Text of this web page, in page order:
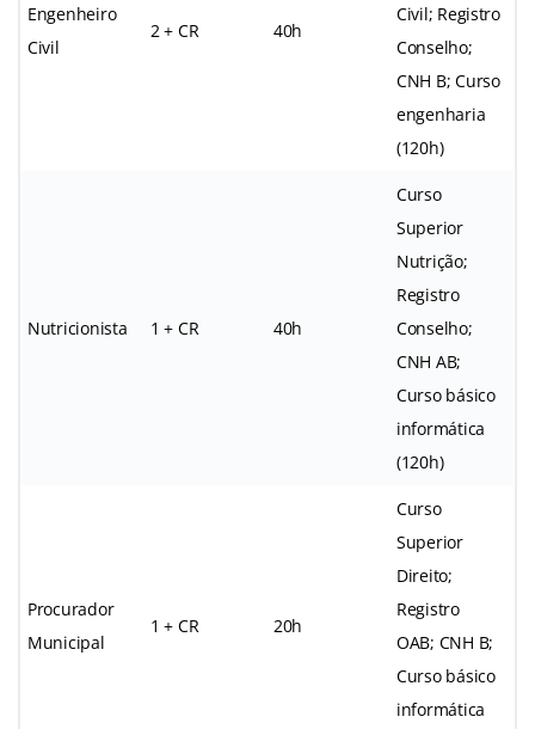
Engenheiro
Civil
2 + CR 40h
Civil; Registro
Conselho;
CNH B; Curso
engenharia
(120h)
Nutricionista 1 + CR 40h
Curso
Superior
Nutrição;
Registro
Conselho;
CNH AB;
Curso básico
informática
(120h)
Procurador
Municipal
1 + CR 20h
Curso
Superior
Direito;
Registro
OAB; CNH B;
Curso básico
informática